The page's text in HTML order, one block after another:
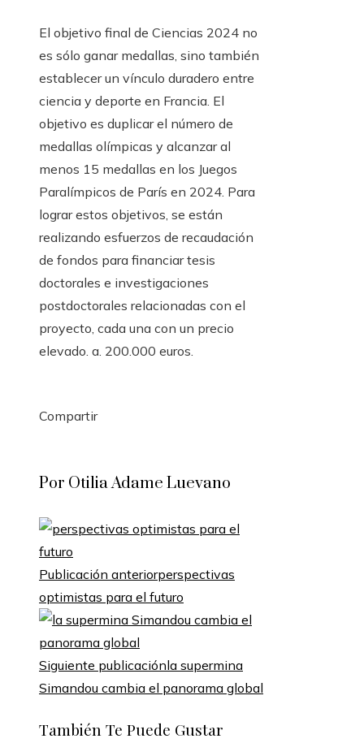
El objetivo final de Ciencias 2024 no
es sólo ganar medallas, sino también
establecer un vínculo duradero entre
ciencia y deporte en Francia. El
objetivo es duplicar el número de
medallas olímpicas y alcanzar al
menos 15 medallas en los Juegos
Paralímpicos de París en 2024. Para
lograr estos objetivos, se están
realizando esfuerzos de recaudación
de fondos para financiar tesis
doctorales e investigaciones
postdoctorales relacionadas con el
proyecto, cada una con un precio
elevado. a. 200.000 euros.
Compartir
Por Otilia Adame Luevano
Publicación anteriorperspectivas
optimistas para el futuro
Siguiente publicaciónla supermina
Simandou cambia el panorama global
También Te Puede Gustar